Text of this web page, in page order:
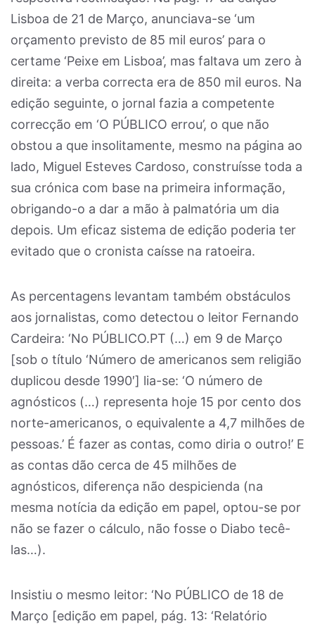
Lisboa de 21 de Março, anunciava-se ‘um
orçamento previsto de 85 mil euros’ para o
certame ‘Peixe em Lisboa’, mas faltava um zero à
direita: a verba correcta era de 850 mil euros. Na
edição seguinte, o jornal fazia a competente
correcção em ‘O PÚBLICO errou’, o que não
obstou a que insolitamente, mesmo na página ao
lado, Miguel Esteves Cardoso, construísse toda a
sua crónica com base na primeira informação,
obrigando-o a dar a mão à palmatória um dia
depois. Um eficaz sistema de edição poderia ter
evitado que o cronista caísse na ratoeira.
As percentagens levantam também obstáculos
aos jornalistas, como detectou o leitor Fernando
Cardeira: ‘No PÚBLICO.PT (…) em 9 de Março
[sob o título ‘Número de americanos sem religião
duplicou desde 1990′] lia-se: ‘O número de
agnósticos (…) representa hoje 15 por cento dos
norte-americanos, o equivalente a 4,7 milhões de
pessoas.’ É fazer as contas, como diria o outro!’ E
as contas dão cerca de 45 milhões de
agnósticos, diferença não despicienda (na
mesma notícia da edição em papel, optou-se por
não se fazer o cálculo, não fosse o Diabo tecê-
las…).
Insistiu o mesmo leitor: ‘No PÚBLICO de 18 de
Março [edição em papel, pág. 13: ‘Relatório